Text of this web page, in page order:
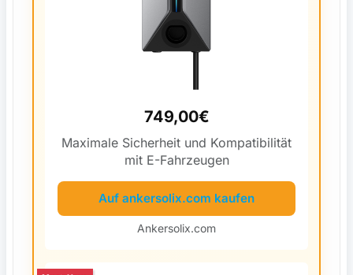
749,00€
Maximale Sicherheit und Kompatibilität
mit E-Fahrzeugen
Auf ankersolix.com kaufen
Ankersolix.com